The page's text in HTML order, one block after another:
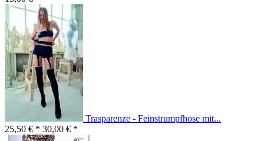
Trasparenze - Feinstrumpfhose mit...
25,50 € * 30,00 € *